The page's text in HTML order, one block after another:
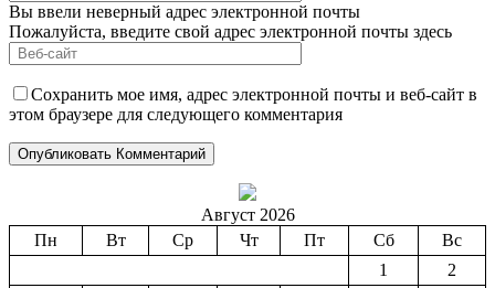
Вы ввели неверный адрес электронной почты
Пожалуйста, введите свой адрес электронной почты здесь
Сохранить мое имя, адрес электронной почты и веб-сайт в
этом браузере для следующего комментария
Август 2026
Пн
Вт Ср Чт Пт Сб
Вс
1
2